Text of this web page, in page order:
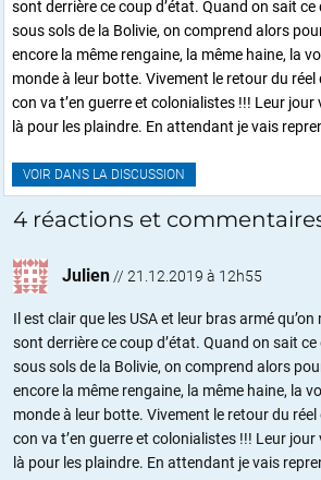
sont derrière ce coup d’état. Quand on sait
sous sols de la Bolivie, on comprend alors
encore la même rengaine, la même haine, la
monde à leur botte. Vivement le retour du réel
con va t’en guerre et colonialistes !!! Leur jour
là pour les plaindre. En attendant je vais
VOIR DANS LA DISCUSSION
4 réactions et
Julien // 21.12.2019 à 12h55
Il est clair que les USA et leur bras armé
sont derrière ce coup d’état. Quand on sait
sous sols de la Bolivie, on comprend alors
encore la même rengaine, la même haine, la
monde à leur botte. Vivement le retour du
con va t’en guerre et colonialistes !!! Leur jour
là pour les plaindre. En attendant je vais